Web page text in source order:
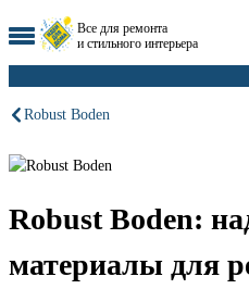
Все для ремонта
и стильного интерьера
Robust Boden
Robust Boden:
материалы для